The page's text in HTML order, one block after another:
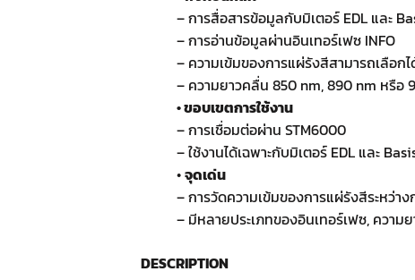
– การสื่อสารข้อมูลกับมิเตอร์ EDL และ
– การอ่านข้อมูลผ่านอินเทอร์เฟซ INFO
– ความเข้มของการแผ่รังสีสามารถเลือก
– ความยาวคลื่น 850 nm, 890 nm หรือ
• ขอบเขตการใช้งาน
– การเชื่อมต่อผ่าน STM6000
– ใช้งานได้เฉพาะกับมิเตอร์ EDL และ
•จุดเด่น
– การวัดความเข้มของการแผ่รังสีระหว่า
– มีหลายประเภทของอินเทอร์เฟซ, ความ
DESCRIPTION